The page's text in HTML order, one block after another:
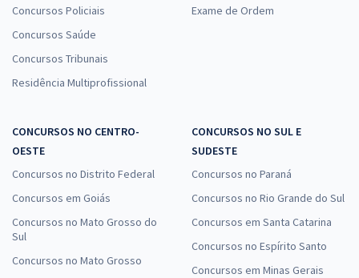
Concursos Policiais
Concursos Saúde
Concursos Tribunais
Residência Multiprofissional
Exame de Ordem
CONCURSOS NO CENTRO-
OESTE
Concursos no Distrito Federal
Concursos em Goiás
Concursos no Mato Grosso do
Sul
Concursos no Mato Grosso
CONCURSOS NO SUL E
SUDESTE
Concursos no Paraná
Concursos no Rio Grande do Sul
Concursos em Santa Catarina
Concursos no Espírito Santo
Concursos em Minas Gerais